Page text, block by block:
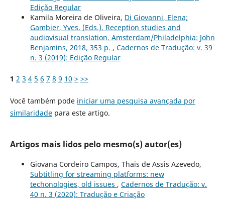
Edição Regular
Kamila Moreira de Oliveira, Di Giovanni, Elena;
Gambier, Yves. (Eds.). Reception studies and
audiovisual translation. Amsterdam/Philadelphia: John
Benjamins, 2018, 353 p. , Cadernos de Tradução: v. 39
n. 3 (2019): Edição Regular
1 2 3 4 5 6 7 8 9 10 > >>
Você também pode iniciar uma pesquisa avançada por
similaridadepara este artigo.
Artigos mais lidos pelo mesmo(s) autor(es)
Giovana Cordeiro Campos, Thais de Assis Azevedo,
Subtitling for streaming platforms: new
techonologies, old issues , Cadernos de Tradução: v.
40 n. 3 (2020): Tradução e Criação